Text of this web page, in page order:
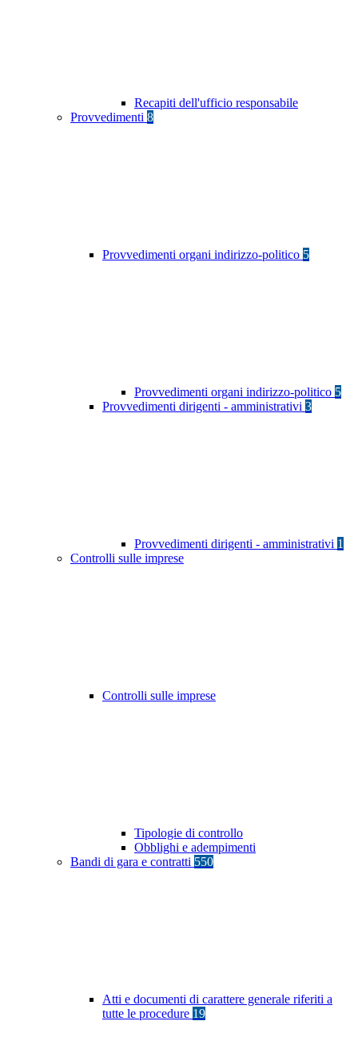
Recapiti dell'ufficio responsabile
Provvedimenti 8
Provvedimenti organi indirizzo-politico 5
Provvedimenti organi indirizzo-politico 5
Provvedimenti dirigenti - amministrativi 3
Provvedimenti dirigenti - amministrativi 1
Controlli sulle imprese
Controlli sulle imprese
Tipologie di controllo
Obblighi e adempimenti
Bandi di gara e contratti 550
Atti e documenti di carattere generale riferiti a
tutte le procedure 19